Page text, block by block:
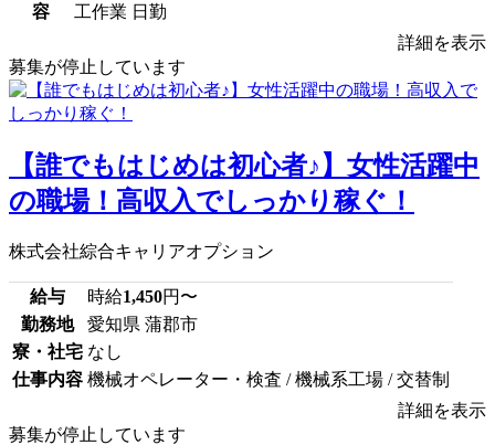
容
工作業 日勤
詳細を表示
募集が停止しています
【誰でもはじめは初心者♪】女性活躍中
の職場！高収入でしっかり稼ぐ！
株式会社綜合キャリアオプション
給与 時給1,450円〜
勤務地
愛知県 蒲郡市
寮・社宅 なし
仕事内容 機械オペレーター・検査 / 機械系工場 / 交替制
詳細を表示
募集が停止しています